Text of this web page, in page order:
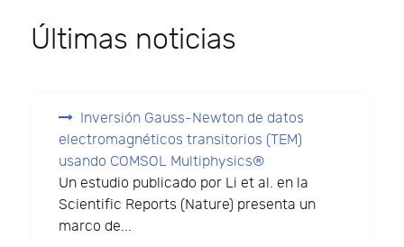
Últimas noticias
Inversión Gauss-Newton de datos
electromagnéticos transitorios (TEM)
usando COMSOL Multiphysics®
Un estudio publicado por Li et al. en la
Scientific Reports (Nature) presenta un
marco de...